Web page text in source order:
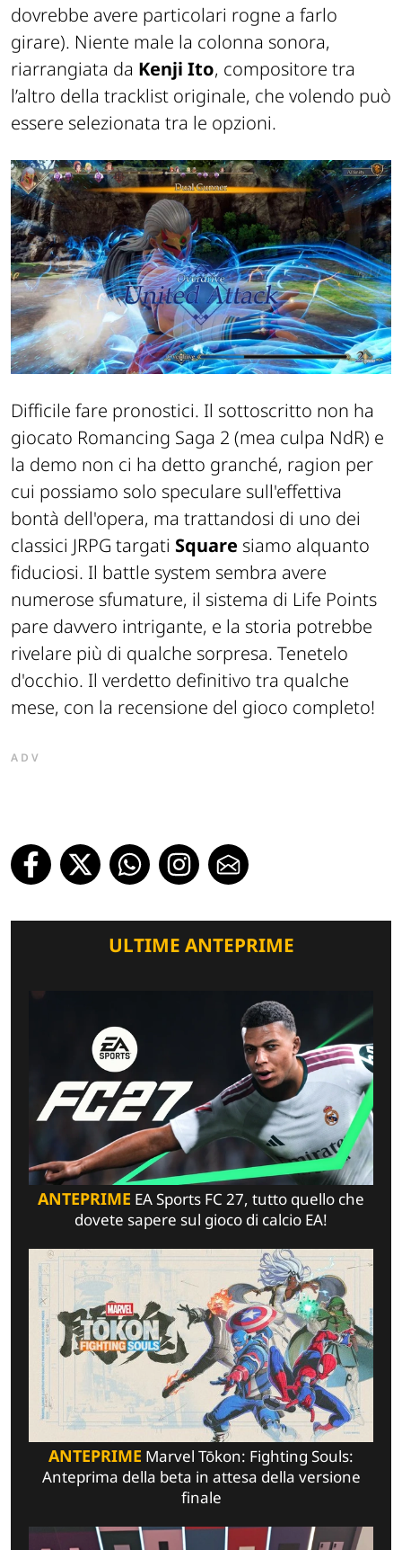
dovrebbe avere particolari rogne a farlo
girare). Niente male la colonna sonora,
riarrangiata da Kenji Ito, compositore tra
l’altro della tracklist originale, che volendo può
essere selezionata tra le opzioni.
Difficile fare pronostici. Il sottoscritto non ha
giocato Romancing Saga 2 (mea culpa NdR) e
la demo non ci ha detto granché, ragion per
cui possiamo solo speculare sull'effettiva
bontà dell'opera, ma trattandosi di uno dei
classici JRPG targati Square siamo alquanto
fiduciosi. Il battle system sembra avere
numerose sfumature, il sistema di Life Points
pare davvero intrigante, e la storia potrebbe
rivelare più di qualche sorpresa. Tenetelo
d'occhio. Il verdetto definitivo tra qualche
mese, con la recensione del gioco completo!
ADV
ULTIME ANTEPRIME
ANTEPRIME EA Sports FC 27, tutto quello che
dovete sapere sul gioco di calcio EA!
ANTEPRIME Marvel Tōkon: Fighting Souls:
Anteprima della beta in attesa della versione
finale